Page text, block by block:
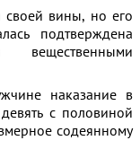
своей вины, но его
подтверждена
вещественными
наказание в
с половиной
содеянному